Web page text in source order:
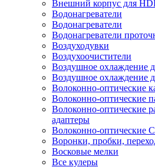
Внешний корпус для
Водонагреватели
Водонагреватели
Водонагреватели
Воздуходувки
Воздухоочистители
Воздушное охлаждение
Воздушное охлаждение
Волоконно-оптические
Волоконно-оптические
Волоконно-оптические
адаптеры
Волоконно-оптические
Воронки, пробки,
Восковые мелки
Все кулеры